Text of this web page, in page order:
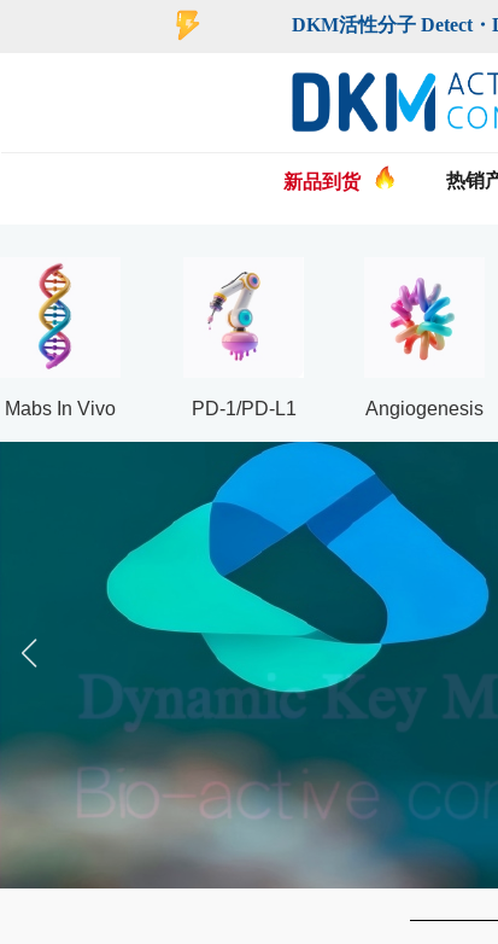
DKM活性分子 Detect・
新品到货 热销
Mabs In Vivo PD-1/PD-L1 Angiogenesis